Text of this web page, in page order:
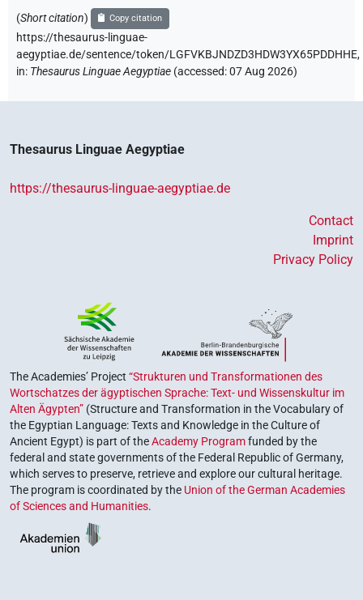
(Short citation) Copy citation
https://thesaurus-linguae-
aegyptiae.de/sentence/token/LGFVKBJNDZD3HDW3YX65PDDHHE,
in: Thesaurus Linguae Aegyptiae (accessed:07 Aug 2026)
Thesaurus Linguae Aegyptiae
https://thesaurus-linguae-aegyptiae.de
Contact
Imprint
Privacy Policy
The Academies’ Project “Strukturen und Transformationen des
Wortschatzes der ägyptischen Sprache: Text- und Wissenskultur im
Alten Ägypten” (Structure and Transformation in the Vocabulary of
the Egyptian Language: Texts and Knowledge in the Culture of
Ancient Egypt) is part of theAcademy Programfunded by the
federal and state governments of the Federal Republic of Germany,
which serves to preserve, retrieve and explore our cultural heritage.
The program is coordinated by the Union of the German Academies
of Sciences and Humanities.